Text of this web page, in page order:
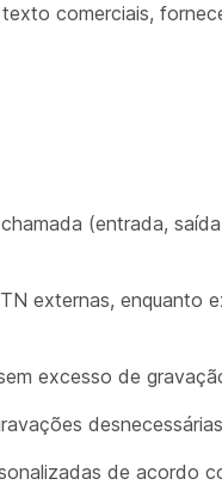
comerciais,
(entrada,
externas, enquanto
excesso de
de acordo